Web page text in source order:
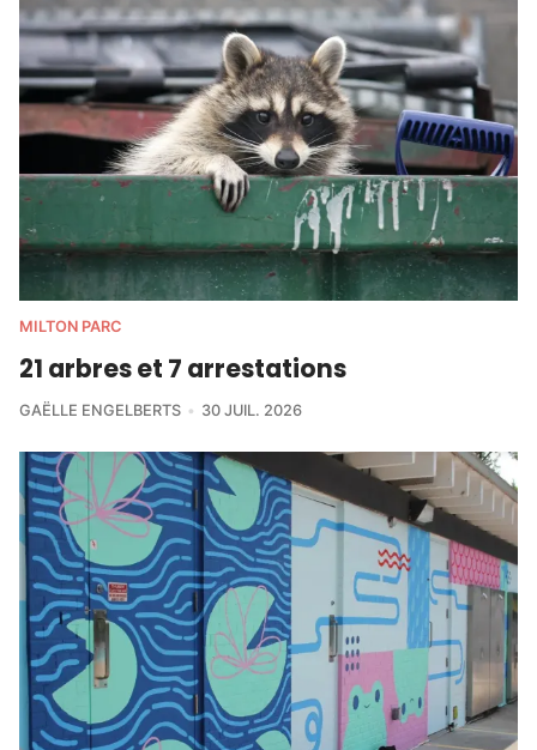
MILTON PARC
21 arbres et 7 arrestations
GAËLLE ENGELBERTS 30 JUIL. 2026